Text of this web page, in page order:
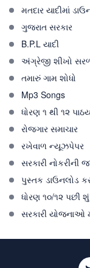
મતદાર યાદીમાં
ગુજરાત સરકાર
B.P.L યાદી
અંગ્રેજી શીખો
તમારું ગામ શોધો
Mp3 Songs
ધોરણ ૧ થી ૧૨
રોજગાર સમાચાર
રખેવાળ ન્યૂઝપેપર
સરકારી નોકરીની
પુસ્તક ડાઉનલોડ
ધોરણ ૧૦/૧૨ પછી શું?
સરકારી યોજનાઓ